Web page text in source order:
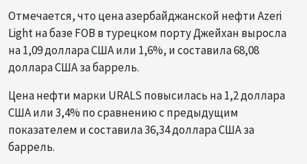
Отмечается, что цена азербайджанской нефти Azeri
Light на базе FOB в турецком порту Джейхан выросла
на 1,09 доллара США или 1,6%, и составила 68,08
доллара США за баррель.
Цена нефти марки URALS повысилась на 1,2 доллара
США или 3,4% по сравнению с предыдущим
показателем и составила 36,34 доллара США за
баррель.